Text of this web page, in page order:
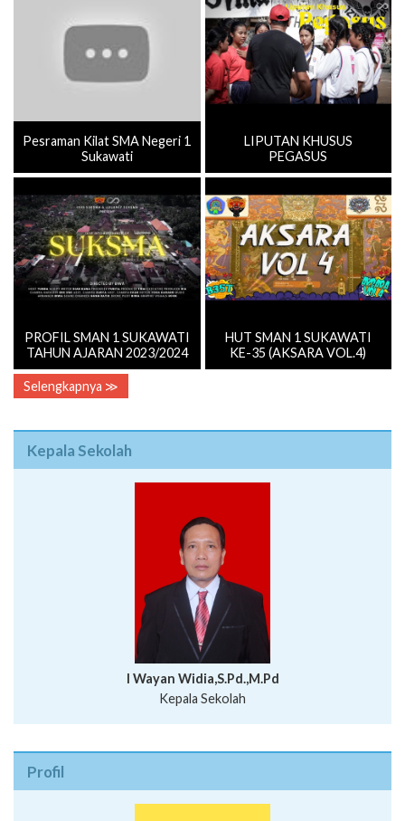
Pesraman Kilat SMA Negeri 1
Sukawati
LIPUTAN KHUSUS
PEGASUS
PROFIL SMAN 1 SUKAWATI
TAHUN AJARAN 2023/2024
HUT SMAN 1 SUKAWATI
KE-35 (AKSARA VOL.4)
Selengkapnya ≫
Kepala Sekolah
I Wayan Widia,S.Pd.,M.Pd
Kepala Sekolah
Profil